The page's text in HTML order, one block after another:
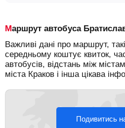
Маршрут автобуса
Важливі дані про маршрут,
середньому коштує квиток,
автобусів, відстань між
міста Краков і інша цікава
Подивитись